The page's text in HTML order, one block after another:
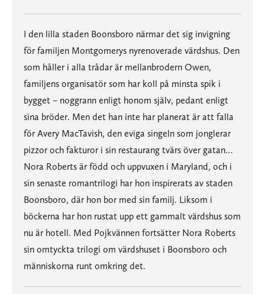
I den lilla staden Boonsboro närmar det sig invigning
för familjen Montgomerys nyrenoverade värdshus. Den
som håller i alla trådar är mellanbrodern Owen,
familjens organisatör som har koll på minsta spik i
bygget – noggrann enligt honom själv, pedant enligt
sina bröder. Men det han inte har planerat är att falla
för Avery MacTavish, den eviga singeln som jonglerar
pizzor och fakturor i sin restaurang tvärs över gatan…
Nora Roberts är född och uppvuxen i Maryland, och i
sin senaste romantrilogi har hon inspirerats av staden
Boonsboro, där hon bor med sin familj. Liksom i
böckerna har hon rustat upp ett gammalt värdshus som
nu är hotell. Med Pojkvännen fortsätter Nora Roberts
sin omtyckta trilogi om värdshuset i Boonsboro och
människorna runt omkring det.